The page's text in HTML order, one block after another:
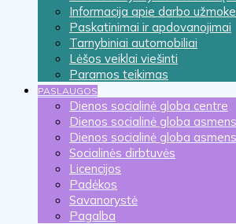
Informacija apie darbo
Paskatinimai ir apdovanojimai
Tarnybiniai automobiliai
Lėšos veiklai viešinti
Paramos teikimas
PASLAUGOS
Dienos socialinė globa centre
Dienos socialinė globa
Dienos socialinė globa
Socialinės dirbtuvės
Licencijos
Padėkos
Savanorystė
Pagalba